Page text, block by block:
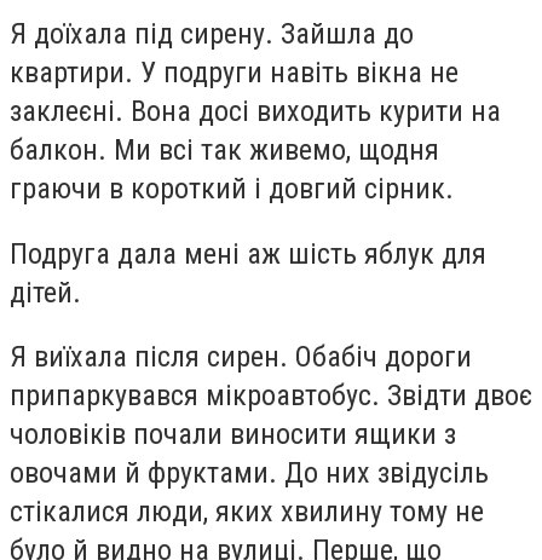
Я доїхала під сирену. Зайшла до
квартири. У подруги навіть вікна не
заклеєні. Вона досі виходить курити на
балкон. Ми всі так живемо, щодня
граючи в короткий і довгий сірник.
Подруга дала мені аж шість яблук для
дітей.
Я виїхала після сирен. Обабіч дороги
припаркувався мікроавтобус. Звідти двоє
чоловіків почали виносити ящики з
овочами й фруктами. До них звідусіль
стікалися люди, яких хвилину тому не
було й видно на вулиці. Перше, що